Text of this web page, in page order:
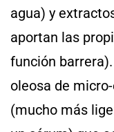
agua) y
aportan las
función
oleosa de
(mucho más